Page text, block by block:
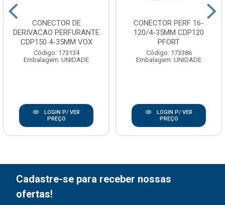
CONECTOR DE
DERIVACAO PERFURANTE
CDP150 4-35MM VOX
Código: 173134
Embalagem: UNIDADE
LOGIN P/ VER
PREÇO
CONECTOR PERF 16-
120/4-35MM CDP120
PFORT
Código: 173386
Embalagem: UNIDADE
LOGIN P/ VER
PREÇO
Cadastre-se para receber nossas
ofertas!